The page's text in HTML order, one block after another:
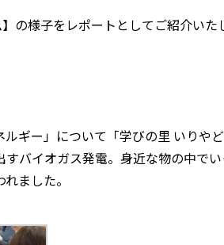
様子をレポートとしてご紹介いた
ギー」について「学びの里 いりや
バイオガス発電。身近な物の中で
ました。